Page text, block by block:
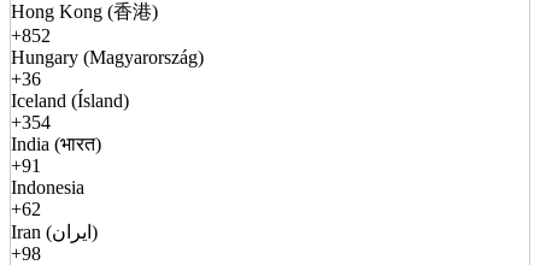
Hong Kong (香港)
+852
Hungary (Magyarország)
+36
Iceland (Ísland)
+354
India (भारत)
+91
Indonesia
+62
Iran (ایران)
+98